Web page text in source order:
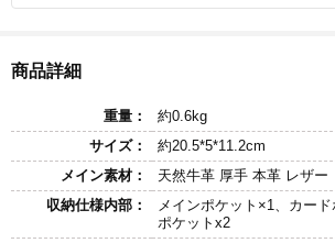
商品詳細
重量：
約0.6kg
サイズ：
約20.5*5*11.2cm
メイン素材：
天然牛革 厚手 本革 レザー
収納仕様内部：
メインポケット×1、カー
ポケットx2